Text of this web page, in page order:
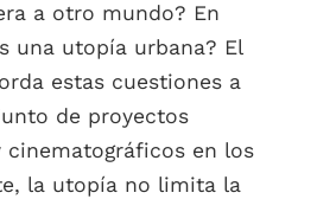
a otro mundo? En
una utopía urbana? El
estas cuestiones a
de proyectos
en los
la utopía no limita la